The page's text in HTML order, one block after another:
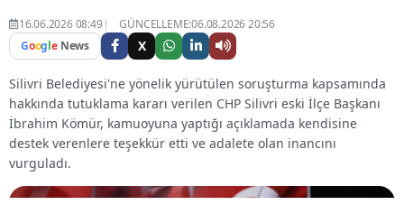
16.06.2026 08:49
GÜNCELLEME:06.08.2026 20:56
Google News X
Silivri Belediyesi'ne yönelik yürütülen soruşturma kapsamında
hakkında tutuklama kararı verilen CHP Silivri eski İlçe Başkanı
İbrahim Kömür, kamuoyuna yaptığı açıklamada kendisine
destek verenlere teşekkür etti ve adalete olan inancını
vurguladı.